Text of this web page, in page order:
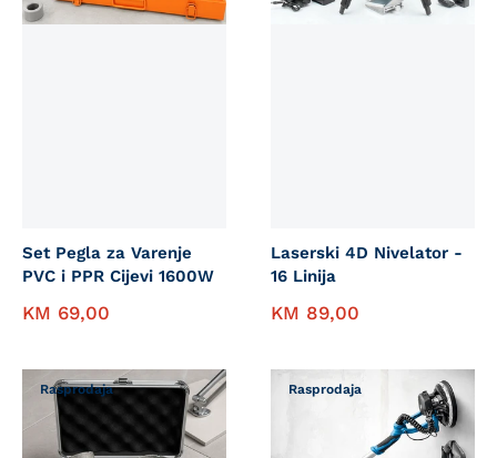
Set Pegla za Varenje
PVC i PPR Cijevi 1600W
KM 69,00
Laserski 4D Nivelator -
16 Linija
KM 89,00
Rasprodaja Rasprodaja